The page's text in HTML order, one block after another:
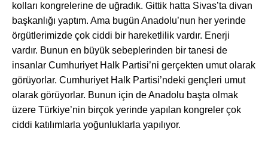
kolları kongrelerine de uğradık. Gittik hatta Sivas’ta divan
başkanlığı yaptım. Ama bugün Anadolu’nun her yerinde
örgütlerimizde çok ciddi bir hareketlilik vardır. Enerji
vardır. Bunun en büyük sebeplerinden bir tanesi de
insanlar Cumhuriyet Halk Partisi’ni gerçekten umut olarak
görüyorlar. Cumhuriyet Halk Partisi’ndeki gençleri umut
olarak görüyorlar. Bunun için de Anadolu başta olmak
üzere Türkiye’nin birçok yerinde yapılan kongreler çok
ciddi katılımlarla yoğunluklarla yapılıyor.